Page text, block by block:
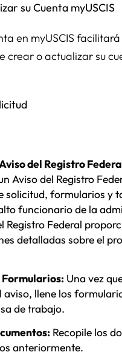
su Cuenta myUSCIS
en myUSCIS facilitará
crear o actualizar su
del Registro
Aviso del Registro
solicitud, formularios y
funcionario de la
Registro Federal
detalladas sobre el
Una vez
aviso, llene los
de trabajo.
Recopile los
anteriormente.